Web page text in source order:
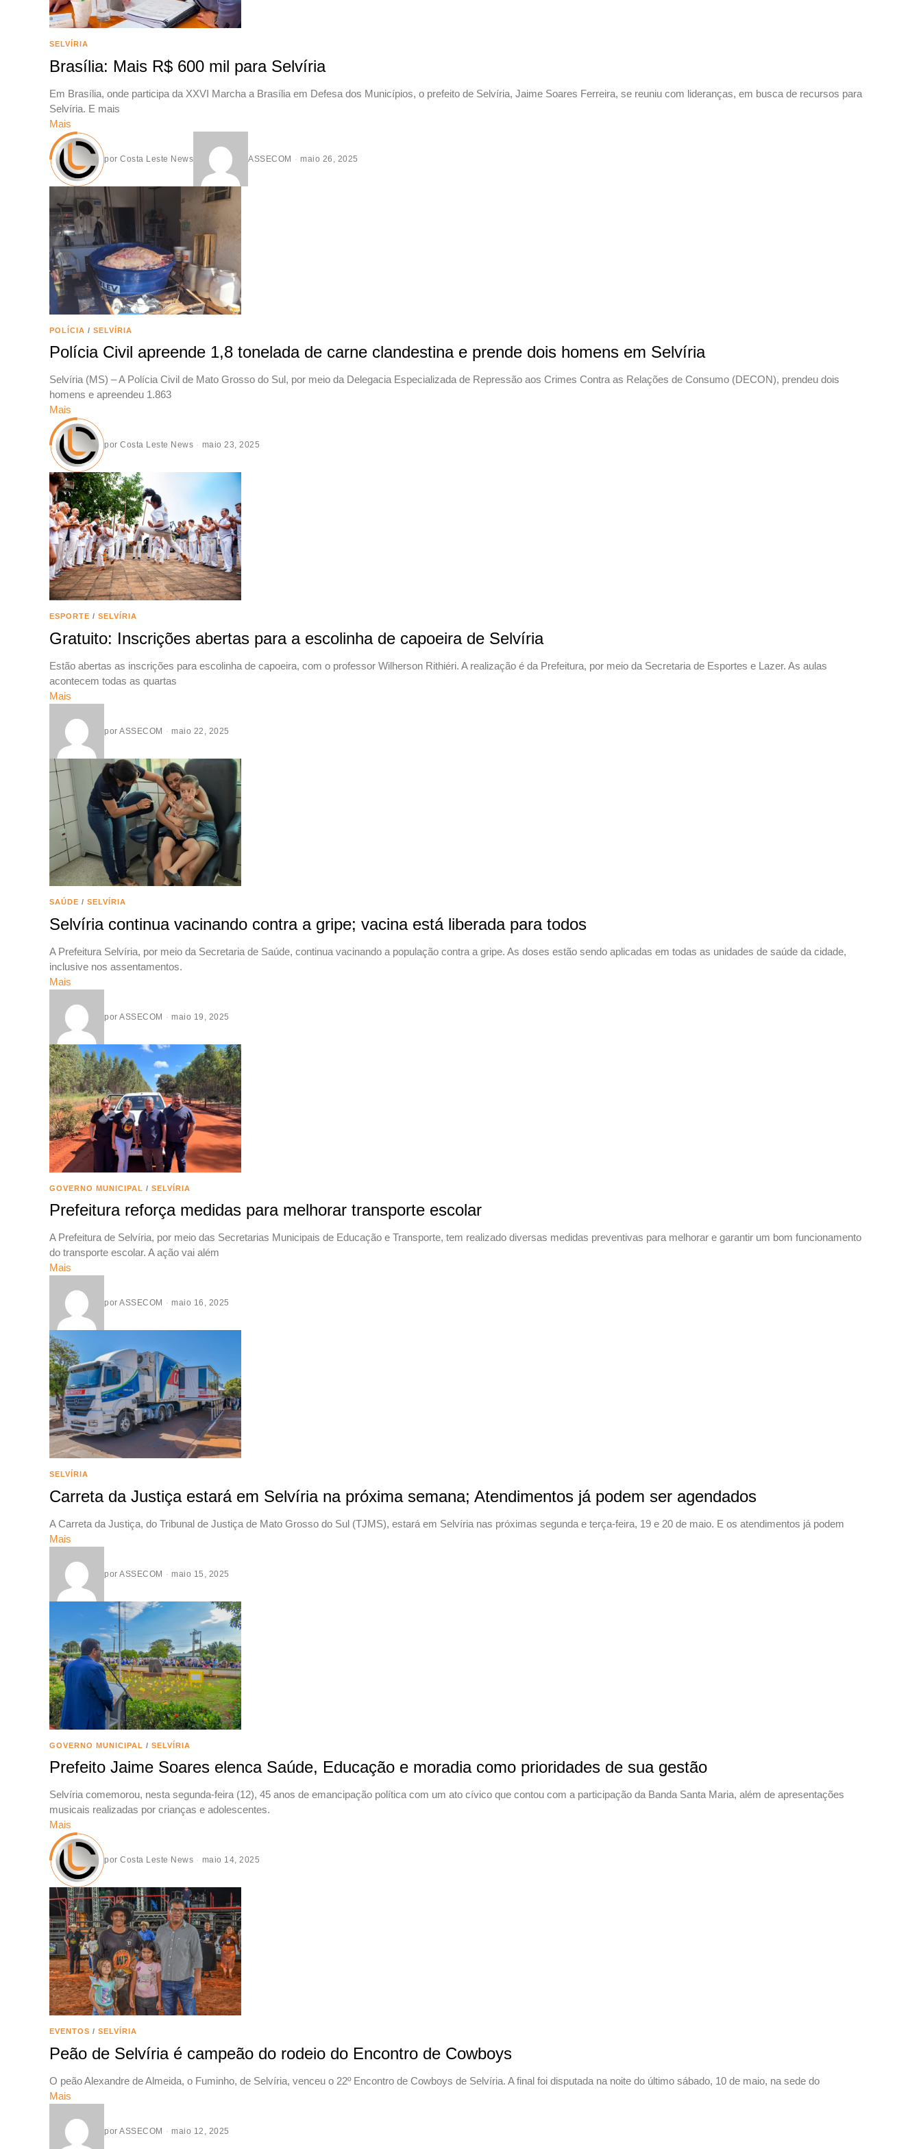
SELVÍRIA
Brasília: Mais R$ 600 mil para Selvíria
Em Brasília, onde participa da XXVI Marcha a Brasília em Defesa dos Municípios, o prefeito de Selvíria, Jaime Soares Ferreira, se reuniu com lideranças, em busca de recursos para
Selvíria. E mais
Mais
por Costa Leste News ASSECOM maio 26, 2025
POLÍCIA / SELVÍRIA
Polícia Civil apreende 1,8 tonelada de carne clandestina e prende dois homens em Selvíria
Selvíria (MS) – A Polícia Civil de Mato Grosso do Sul, por meio da Delegacia Especializada de Repressão aos Crimes Contra as Relações de Consumo (DECON), prendeu dois
homens e apreendeu 1.863
Mais
por Costa Leste News maio 23, 2025
ESPORTE / SELVÍRIA
Gratuito: Inscrições abertas para a escolinha de capoeira de Selvíria
Estão abertas as inscrições para escolinha de capoeira, com o professor Wilherson Rithiéri. A realização é da Prefeitura, por meio da Secretaria de Esportes e Lazer. As aulas
acontecem todas as quartas
Mais
por ASSECOM maio 22, 2025
SAÚDE / SELVÍRIA
Selvíria continua vacinando contra a gripe; vacina está liberada para todos
A Prefeitura Selvíria, por meio da Secretaria de Saúde, continua vacinando a população contra a gripe. As doses estão sendo aplicadas em todas as unidades de saúde da cidade,
inclusive nos assentamentos.
Mais
por ASSECOM maio 19, 2025
GOVERNO MUNICIPAL / SELVÍRIA
Prefeitura reforça medidas para melhorar transporte escolar
A Prefeitura de Selvíria, por meio das Secretarias Municipais de Educação e Transporte, tem realizado diversas medidas preventivas para melhorar e garantir um bom funcionamento
do transporte escolar. A ação vai além
Mais
por ASSECOM maio 16, 2025
SELVÍRIA
Carreta da Justiça estará em Selvíria na próxima semana; Atendimentos já podem ser agendados
A Carreta da Justiça, do Tribunal de Justiça de Mato Grosso do Sul (TJMS), estará em Selvíria nas próximas segunda e terça-feira, 19 e 20 de maio. E os atendimentos já podem
Mais
por ASSECOM maio 15, 2025
GOVERNO MUNICIPAL / SELVÍRIA
Prefeito Jaime Soares elenca Saúde, Educação e moradia como prioridades de sua gestão
Selvíria comemorou, nesta segunda-feira (12), 45 anos de emancipação política com um ato cívico que contou com a participação da Banda Santa Maria, além de apresentações
musicais realizadas por crianças e adolescentes.
Mais
por Costa Leste News maio 14, 2025
EVENTOS / SELVÍRIA
Peão de Selvíria é campeão do rodeio do Encontro de Cowboys
O peão Alexandre de Almeida, o Fuminho, de Selvíria, venceu o 22º Encontro de Cowboys de Selvíria. A final foi disputada na noite do último sábado, 10 de maio, na sede do
Mais
por ASSECOM maio 12, 2025